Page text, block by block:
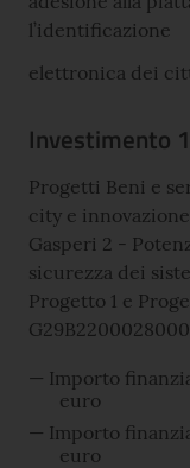
l’identificazione
elettronica dei
Investimento
Progetti Beni e
city e
Gasperi 2 -
sicurezza dei
Progetto 1 e
Importo
euro
Importo
euro